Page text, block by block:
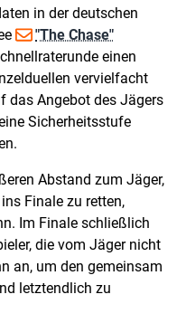
in der deutschen
"The Chase"
einen
vervielfacht
das Angebot des Jägers
Sicherheitsstufe
Abstand zum Jäger,
Finale zu retten,
Im Finale schließlich
die vom Jäger nicht
an, um den gemeinsam
letztendlich zu